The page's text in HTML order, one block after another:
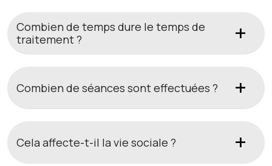
Combien de temps dure le temps de
traitement ?
Combien de séances sont effectuées ?
Cela affecte-t-il la vie sociale ?